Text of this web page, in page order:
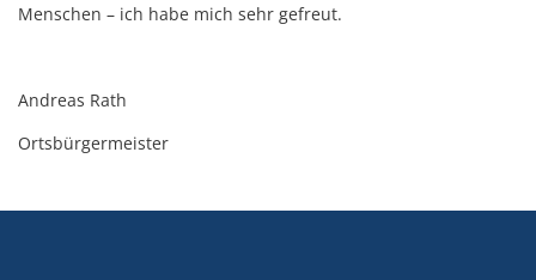
Menschen – ich habe mich sehr gefreut.
Andreas Rath
Ortsbürgermeister